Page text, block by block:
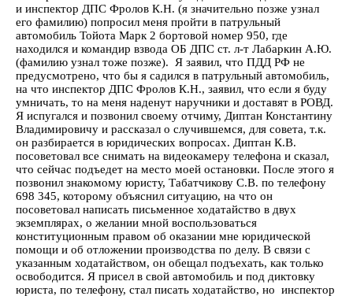
и инспектор ДПС Фролов К.Н. (я значительно позже узнал
его фамилию) попросил меня пройти в патрульный
автомобиль Тойота Марк 2 бортовой номер 950, где
находился и командир взвода ОБ ДПС ст. л-т Лабаркин А.Ю.
(фамилию узнал тоже позже). Я заявил, что ПДД РФ не
предусмотрено, что бы я садился в патрульный автомобиль,
на что инспектор ДПС Фролов К.Н., заявил, что если я буду
умничать, то на меня наденут наручники и доставят в РОВД.
Я испугался и позвонил своему отчиму, Диптан Константину
Владимировичу и рассказал о случившемся, для совета, т.к.
он разбирается в юридических вопросах. Диптан К.В.
посоветовал все снимать на видеокамеру телефона и сказал,
что сейчас подъедет на место моей остановки. После этого я
позвонил знакомому юристу, Табатчикову С.В. по телефону
698 345, которому объяснил ситуацию, на что он
посоветовал написать письменное ходатайство в двух
экземплярах, о желании мной воспользоваться
конституционным правом об оказании мне юридической
помощи и об отложении производства по делу. В связи с
указанным ходатайством, он обещал подъехать, как только
освободится. Я присел в свой автомобиль и под диктовку
юриста, по телефону, стал писать ходатайство, но инспектор